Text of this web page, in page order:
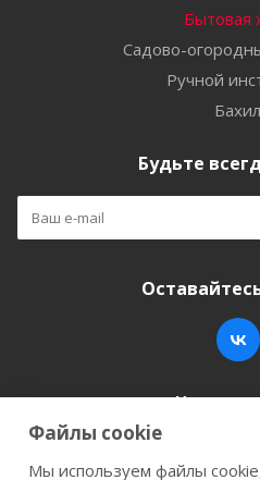
Бытовая
Садово-
Ручной
Будьте
Наши
+7 (846) 200-05-15
Файлы cookie
Мы используем файлы